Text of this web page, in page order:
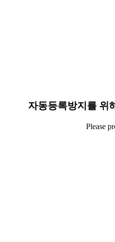
자동등록방지를 위
Please